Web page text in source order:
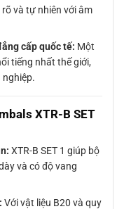
và tự nhiên với âm
cấp quốc tế: Một
tiếng nhất thế giới,
XTR-B SET
XTR-B SET 1 giúp bộ
và có độ vang
Với vật liệu B20 và quy